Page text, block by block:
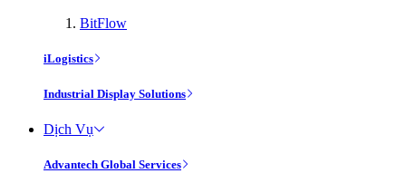
BitFlow
iLogistics
Industrial Display Solutions
Dịch Vụ
Advantech Global Services